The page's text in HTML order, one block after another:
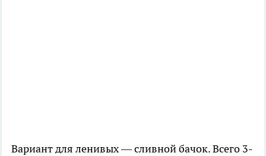
Вариант для ленивых — сливной бачок. Всего 3-